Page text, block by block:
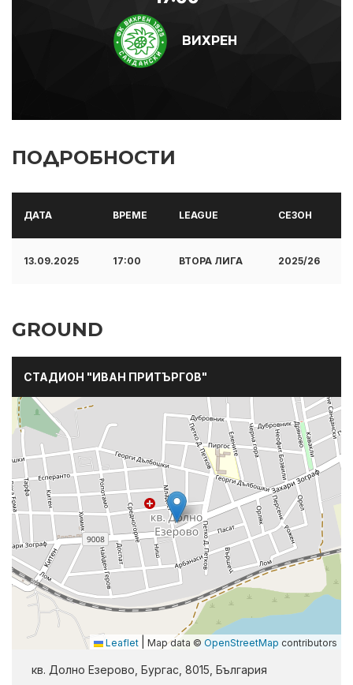
ВИХРЕН
ПОДРОБНОСТИ
ДАТА ВРЕМЕ LEAGUE СЕЗОН
13.09.2025 17:00 ВТОРА ЛИГА 2025/26
GROUND
СТАДИОН "ИВАН ПРИТЪРГОВ"
Leaflet Map data © OpenStreetMap contributors
кв. Долно Езерово, Бургас, 8015, България